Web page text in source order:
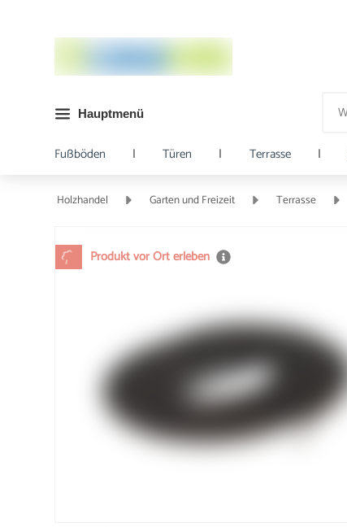
Hauptmenü
Fußböden | Türen | Terrasse |
Holzhandel Garten und Freizeit Terrasse
Produkt vor Ort erleben